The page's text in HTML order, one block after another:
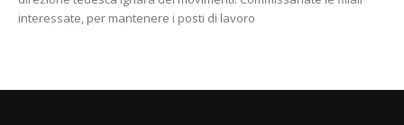
interessate, per mantenere i posti di lavoro